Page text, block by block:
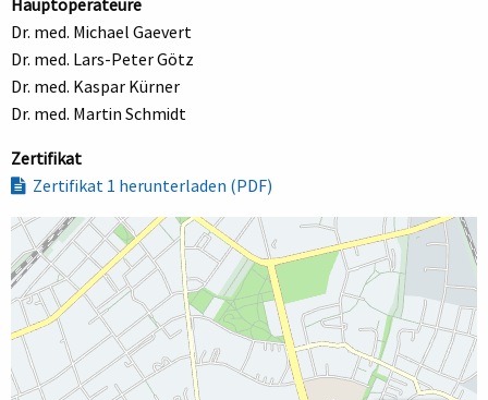
Hauptoperateure
Dr. med. Michael Gaevert
Dr. med. Lars-Peter Götz
Dr. med. Kaspar Kürner
Dr. med. Martin Schmidt
Zertifikat
Zertifikat 1 herunterladen (PDF)